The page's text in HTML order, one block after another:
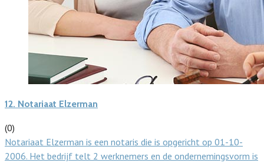
12. Notariaat Elzerman
(0)
Notariaat Elzerman is een notaris die is opgericht op 01-10-
2006. Het bedrijf telt 2 werknemers en de ondernemingsvorm is